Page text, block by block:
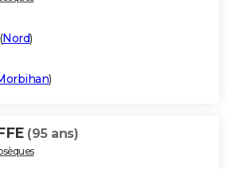
(Nord)
)
(95 ans)